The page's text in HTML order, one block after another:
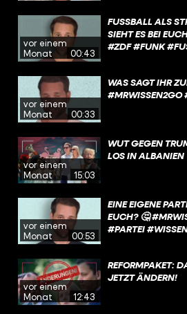
vor einem
Monat
00:43
FUSSBALL ALS
IEHT ES BEI
ZDF #FUNK
vor einem
Monat
00:33
WAS SAGT IHR
#MRWISSEN2GO
vor einem
Monat
15:03
WUT GEGEN
LOS IN ALBANIEN
vor einem
Monat
00:53
EINE EIGENE
EUCH? 🤔
#PARTEI
vor einem
Monat
12:43
REFORMPAKET:
JETZT ÄNDERN!